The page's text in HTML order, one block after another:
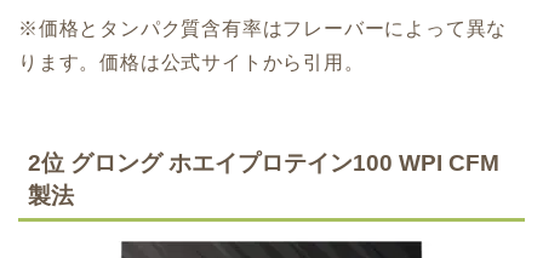
※価格とタンパク質含有率はフレーバーによって異な
ります。価格は公式サイトから引用。
2位 グロング ホエイプロテイン100 WPI CFM
製法